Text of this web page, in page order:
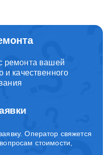
ремонта вашей
и качественного
Оператор свяжется
стоимости,